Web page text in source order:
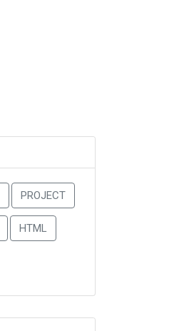
PROJECT
HTML